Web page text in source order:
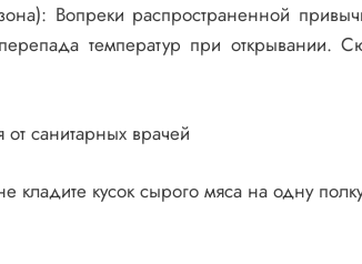
Вопреки распространенной
температур при открывании.
санитарных врачей
кладите кусок сырого мяса на одну